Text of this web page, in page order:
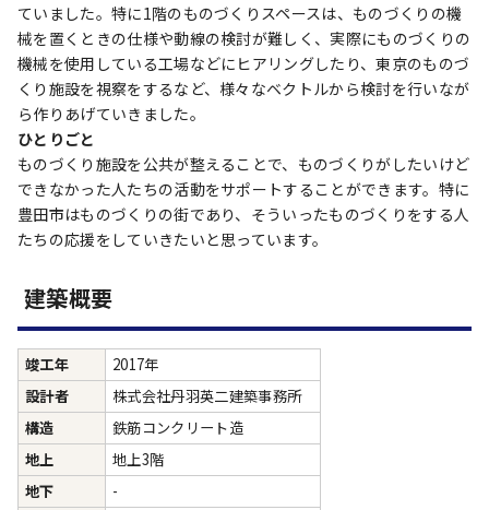
ていました。特に1階のものづくりスペースは、ものづくりの機
械を置くときの仕様や動線の検討が難しく、実際にものづくりの
機械を使用している工場などにヒアリングしたり、東京のものづ
くり施設を視察をするなど、様々なベクトルから検討を行いなが
ら作りあげていきました。
ひとりごと
ものづくり施設を公共が整えることで、ものづくりがしたいけど
できなかった人たちの活動をサポートすることができます。特に
豊田市はものづくりの街であり、そういったものづくりをする人
たちの応援をしていきたいと思っています。
建築概要
竣工年
2017年
設計者
株式会社丹羽英二建築事務所
構造
鉄筋コンクリート造
地上
地上3階
地下
-